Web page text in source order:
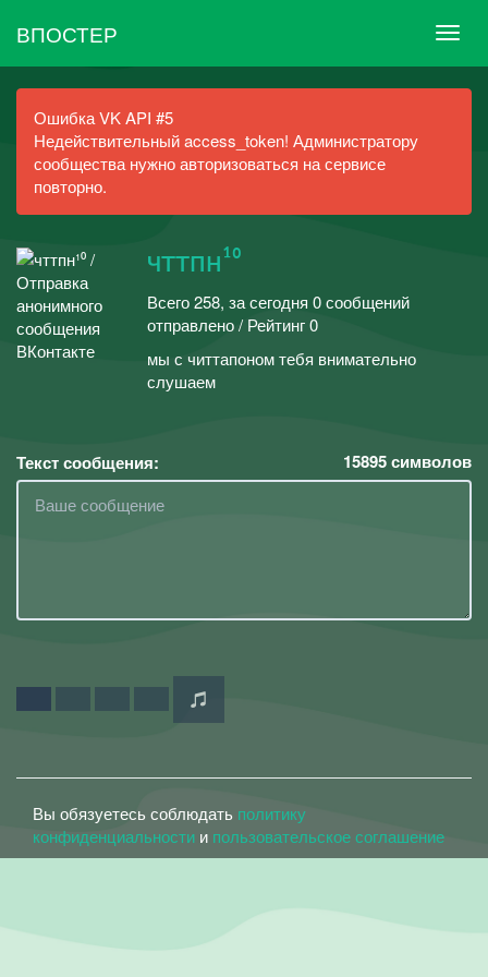
ВПОСТЕР
Ошибка VK API #5
Недействительный access_token! Администратору
сообщества нужно авторизоваться на сервисе
повторно.
чттпн¹⁰
Всего 258, за сегодня 0 сообщений
отправлено / Рейтинг 0
мы с читтапоном тебя внимательно
слушаем
Текст сообщения: 15895символов
Вы обязуетесь соблюдать политику
конфиденциальности и пользовательское соглашение